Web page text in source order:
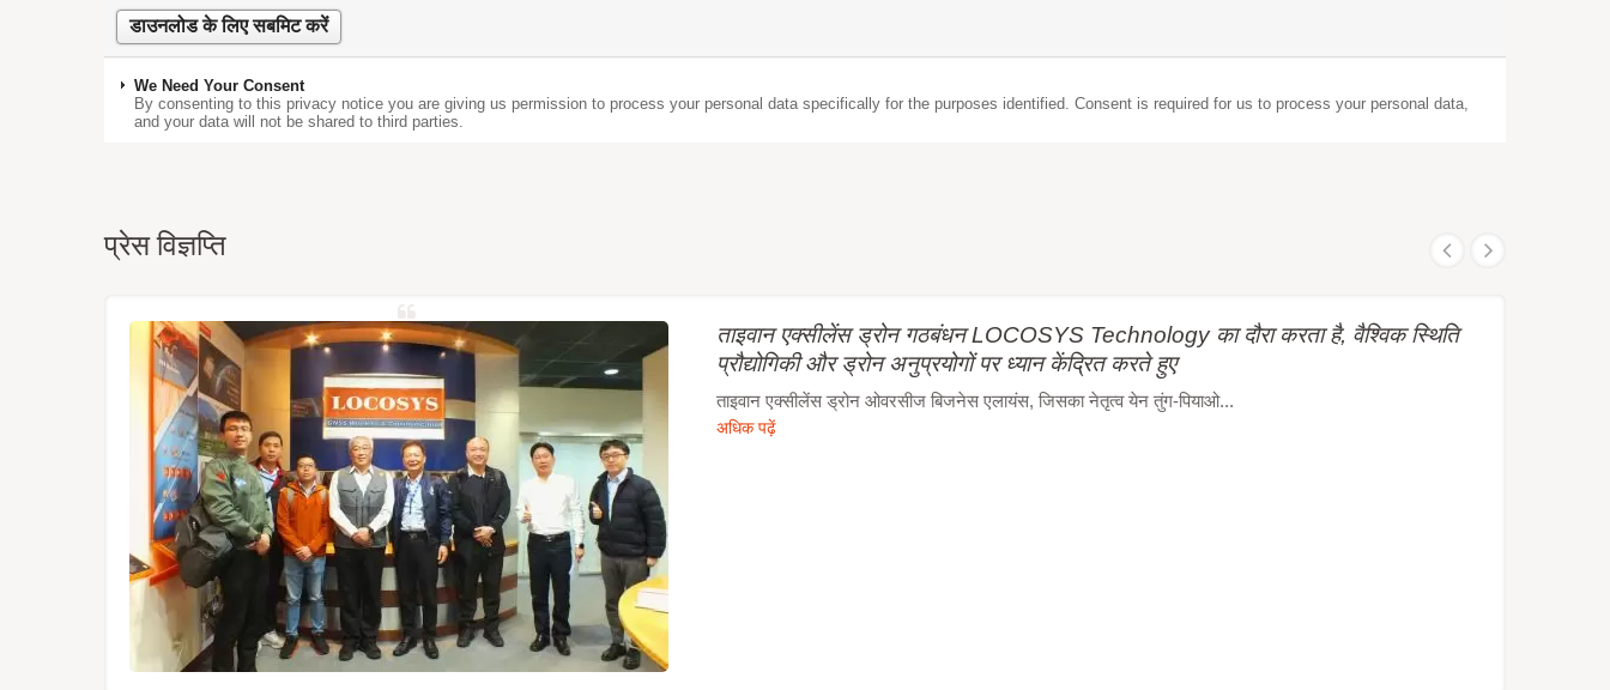
We Need Your Consent
By consenting to this privacy notice you are giving us permission to process your personal data specifically for the purposes identified. Consent is required for us to process your personal data,
and your data will not be shared to third parties.
प्रेस विज्ञप्ति
ताइवान एक्सीलेंस ड्रोन गठबंधन LOCOSYS Technology का दौरा करता है, वैश्विक स्थिति
प्रौद्योगिकी और ड्रोन अनुप्रयोगों पर ध्यान केंद्रित करते हुए
ताइवान एक्सीलेंस ड्रोन ओवरसीज बिजनेस एलायंस, जिसका नेतृत्व येन तुंग-पियाओ...
अधिक पढ़ें